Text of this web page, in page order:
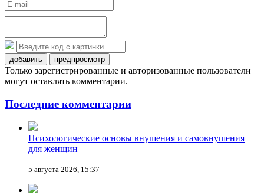
добавить предпросмотр
Только зарегистрированные и авторизованные пользователи
могут оставлять комментарии.
Последние комментарии
Психологические основы внушения и самовнушения
для женщин
5 августа 2026, 15:37